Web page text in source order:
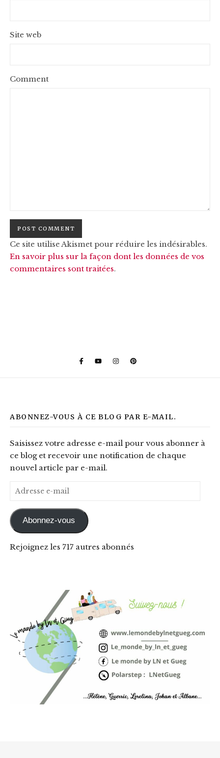
Site web
Comment
Ce site utilise Akismet pour réduire les indésirables.
En savoir plus sur la façon dont les données de vos
commentaires sont traitées.
ABONNEZ-VOUS À CE BLOG PAR E-MAIL.
Saisissez votre adresse e-mail pour vous abonner à
ce blog et recevoir une notification de chaque
nouvel article par e-mail.
Adresse e-mail
Abonnez-vous
Rejoignez les 717 autres abonnés